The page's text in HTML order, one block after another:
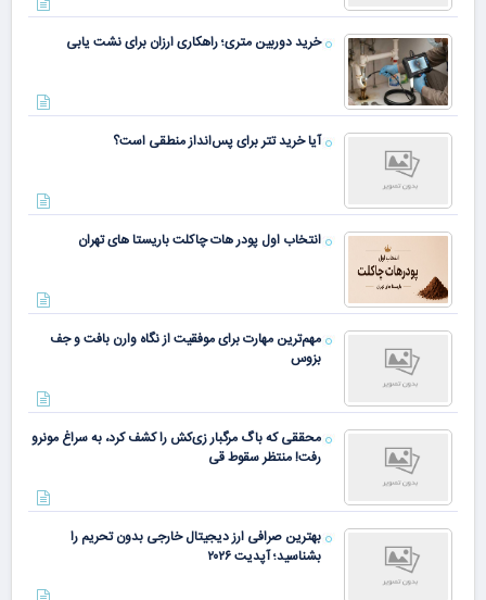
خرید دوربین متری؛ راهکاری ارزان برای نشت یابی
آیا خرید تتر برای پس‌انداز منطقی است؟
انتخاب اول پودر هات چاکلت باریستا های تهران
مهم‌ترین مهارت برای موفقیت از نگاه وارن بافت و جف
بزوس
محققی که باگ مرگبار زی‌کش را کشف کرد، به سراغ مونرو
رفت! منتظر سقوط قی
بهترین صرافی ارز دیجیتال خارجی بدون تحریم را
بشناسید؛ آپدیت ۲۰۲۶